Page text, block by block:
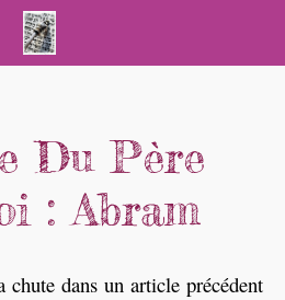
Du Père
: Abram
chute dans un article précédent